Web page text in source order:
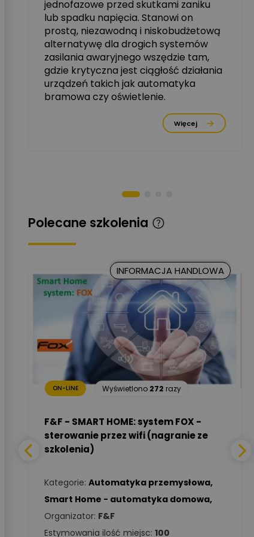
Michał Szulborski
Ekspert ETI - Dr inż. w
dziedzinie Aparatów
Elektrycznych / Senior
R&D Scientist / Product
Manager
Zadaj pytanie
Tomasz Dźwigała
Ekspert Menadżer
Piotr Muskała
Ekspert Prawnik
Marcin Nowicki
Ekspert mgr. inż. elektryk,
TIM SA
Zadaj pytanie
Renata
Januszewska
Ekspert Inżynieria
bezpieczeństwa
Zadaj pytanie
Daniel Michalik
Tomasz Kowalski Zadaj pytanie
jednofazowe przed skutkami zaniku
lub spadku napięcia. Stanowi on
prostą, niezawodną i niskobudżetową
alternatywę dla drogich systemów
zasilania awaryjnego wszędzie tam,
gdzie krytyczna jest ciągłość działania
urządzeń takich jak automatyka
bramowa czy oświetlenie.
Więcej
Polecane szkolenia
INFORMACJA HANDLOWA
ON-LINE Wyświetlono 272 razy
F&F - SMART HOME: system FOX -
sterowanie przez wifi (nagranie ze
szkolenia)
Kategorie: Automatyka przemysłowa,
Smart Home - automatyka domowa,
Organizator: F&F
Estymowania ilość miejsc: 100